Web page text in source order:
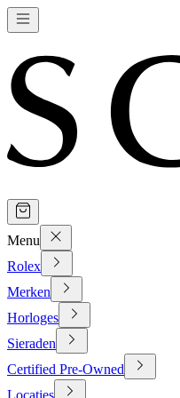
Menu
Rolex
Merken
Horloges
Sieraden
Certified Pre-Owned
Locaties